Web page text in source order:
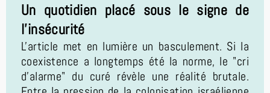
Un quotidien placé sous le signe de
l'insécurité
L'article met en lumière un basculement. Si la
coexistence a longtemps été la norme, le "cri
d’alarme" du curé révèle une réalité brutale.